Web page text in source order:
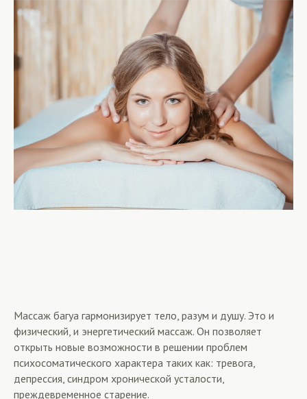
Массаж багуа гармонизирует тело, разум и душу. Это и
физический, и энергетический массаж. Он позволяет
открыть новые возможности в решении проблем
психосоматического характера таких как: тревога,
депрессия, синдром хронической усталости,
преждевременное старение.